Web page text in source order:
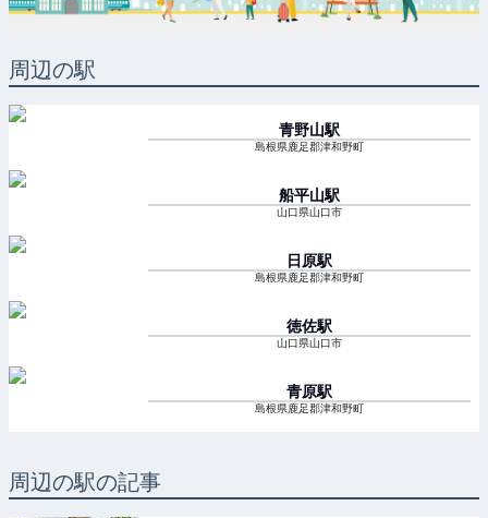
周辺の駅
青野山駅
島根県鹿足郡津和野町
船平山駅
山口県山口市
日原駅
島根県鹿足郡津和野町
徳佐駅
山口県山口市
青原駅
島根県鹿足郡津和野町
周辺の駅の記事